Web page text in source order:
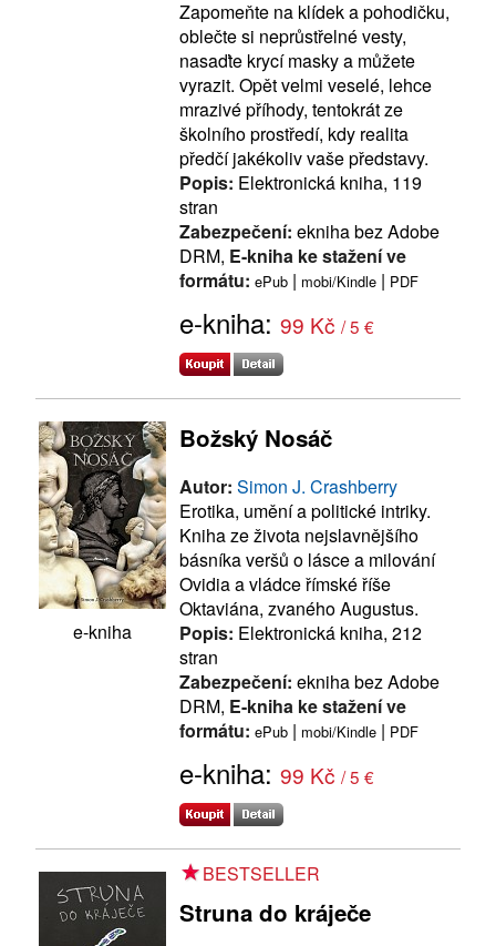
Zapomeňte na klídek a pohodičku,
oblečte si neprůstřelné vesty,
nasaďte krycí masky a můžete
vyrazit. Opět velmi veselé, lehce
mrazivé příhody, tentokrát ze
školního prostředí, kdy realita
předčí jakékoliv vaše představy.
Popis: Elektronická kniha, 119
stran
Zabezpečení: ekniha bez Adobe
DRM, E-kniha ke stažení ve
formátu: ePub | mobi/Kindle | PDF
e-kniha: 99 Kč / 5 €
e-kniha
Božský Nosáč
Autor: Simon J. Crashberry
Erotika, umění a politické intriky.
Kniha ze života nejslavnějšího
básníka veršů o lásce a milování
Ovidia a vládce římské říše
Oktaviána, zvaného Augustus.
Popis: Elektronická kniha, 212
stran
Zabezpečení: ekniha bez Adobe
DRM, E-kniha ke stažení ve
formátu: ePub | mobi/Kindle | PDF
e-kniha: 99 Kč / 5 €
BESTSELLER
Struna do kráječe